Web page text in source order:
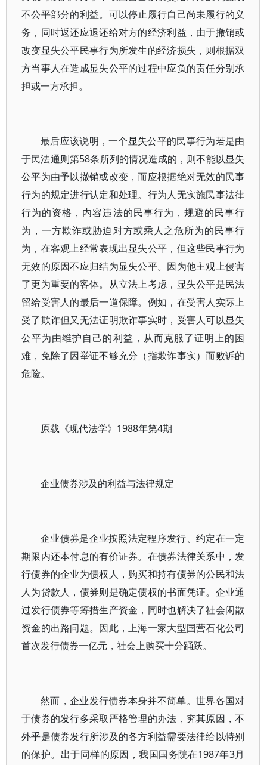
不公平部分的利益。可以停止履行自己尚未履行的义
务，同时返还应退还给对方的经济利益，由于撤销或
改变显失公平民事行为所发生的经济损失，则根据双
方当事人在造成显失公平的过程中应负的责任分别承
担或一方承担。
最后应该说明，一个显失公平的民事行为若是由
于民法通则第58条所列的情况造成的，则不能以显失
公平为由予以撤销或改变，而应根据绝对无效的民事
行为的规定进行认定和处理。行为人无实施民事法律
行为的资格，内容违法的民事行为，规避的民事行
为，一方欺诈或胁迫对方或乘人之危所为的民事行
为，在客观上经常表现出显失公平，但这些民事行为
无效的原因不应归结为显失公平。因为他主观上侵害
了更为重要的客体。从立法上考虑，显失公平是民法
留给受害人的最后一道保障。例如，在受害人实际上
受了欺诈但又无法证明欺诈事实时，受害人可以显失
公平为由维护自己的利益，从而克服了证明上的困
难，免除了因举证不够充分（指欺诈事实）而败诉的
危险。
原载《现代法学》1988年第4期
企业债券涉及的利益与法律规定
企业债券是企业按照法定程序发行、约定在一定
期限内还本付息的有价证券。在债券法律关系中，发
行债券的企业为债权人，购买和持有债券的公民和法
人为贷款人，债券则是确定债权的书面凭证。企业通
过发行债券等筹措生产资金，同时也解决了社会闲散
资金的出路问题。因此，上海一家大型国营石化公司
首次发行债券一亿元，社会上购买十分踊跃。
然而，企业发行债券本身并不简单。世界各国对
于债券的发行多采取严格管理的办法，究其原因，不
外乎是债券发行所涉及的各方利益需要法律给以特别
的保护。出于同样的原因，我国国务院在1987年3月